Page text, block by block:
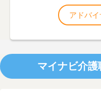
アドバ
マイナビ介